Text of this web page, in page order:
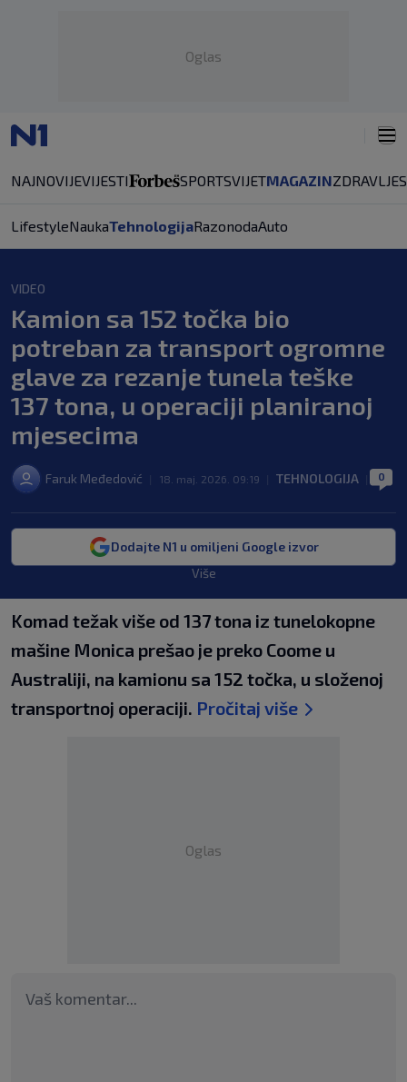
Oglas
NAJNOVIJEVIJESTI SPORTSVIJETMAGAZINZDRAVLJE
LifestyleNaukaTehnologijaRazonodaAuto
VIDEO
Kamion sa 152 točka bio
potreban za transport ogromne
glave za rezanje tunela teške
137 tona, u operaciji planiranoj
mjesecima
Faruk Međedović 18. maj. 2026. 09:19 TEHNOLOGIJA 0
Dodajte N1 u omiljeni Google izvor
Više
Komad težak više od 137 tona iz tunelokopne
mašine Monica prešao je preko Coome u
Australiji, na kamionu sa 152 točka, u složenoj
transportnoj operaciji. Pročitaj više
Oglas